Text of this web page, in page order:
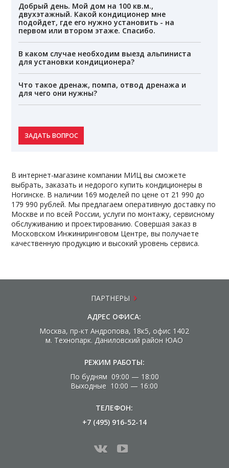
Добрый день. Мой дом на 100 кв.м.,
двухэтажный. Какой кондиционер мне
подойдет, где его нужно установить - на
первом или втором этаже. Спасибо.
В каком случае необходим выезд альпиниста
для установки кондиционера?
Что такое дренаж, помпа, отвод дренажа и
для чего они нужны?
ЗАДАТЬ ВОПРОС
В интернет-магазине компании МИЦ вы сможете
выбрать, заказать и недорого купить кондиционеры в
Ногинске. В наличии 169 моделей по цене от 21 990 до
179 990 рублей. Мы предлагаем оперативную доставку по
Москве и по всей России, услуги по монтажу, сервисному
обслуживанию и проектированию. Совершая заказ в
Московском Инжиниринговом Центре, вы получаете
качественную продукцию и высокий уровень сервиса.
ПАРТНЕРЫ
АДРЕС ОФИСА:
Москва, пр-кт Андропова, 18к5, офис 1402
м. Технопарк. Даниловский район ЮАО
РЕЖИМ РАБОТЫ:
По будням 09:00 — 18:00
Выходные 10:00 — 16:00
ТЕЛЕФОН:
+7 (495) 916-52-14